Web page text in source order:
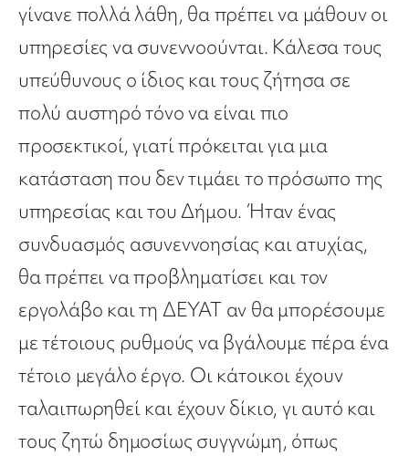
γίνανε πολλά λάθη, θα πρέπει να μάθουν οι
υπηρεσίες να συνεννοούνται. Κάλεσα τους
υπεύθυνους ο ίδιος και τους ζήτησα σε
πολύ αυστηρό τόνο να είναι πιο
προσεκτικοί, γιατί πρόκειται για μια
κατάσταση που δεν τιμάει το πρόσωπο της
υπηρεσίας και του Δήμου. Ήταν ένας
συνδυασμός ασυνεννοησίας και ατυχίας,
θα πρέπει να προβληματίσει και τον
εργολάβο και τη ΔΕΥΑΤ αν θα μπορέσουμε
με τέτοιους ρυθμούς να βγάλουμε πέρα ένα
τέτοιο μεγάλο έργο. Οι κάτοικοι έχουν
ταλαιπωρηθεί και έχουν δίκιο, γι αυτό και
τους ζητώ δημοσίως συγγνώμη, όπως